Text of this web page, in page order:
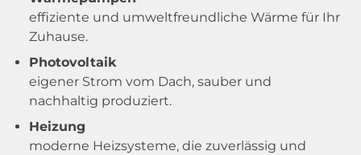
effiziente und umweltfreundliche Wärme für Ihr
Zuhause.
Photovoltaik
eigener Strom vom Dach, sauber und
nachhaltig produziert.
Heizung
moderne Heizsysteme, die zuverlässig und